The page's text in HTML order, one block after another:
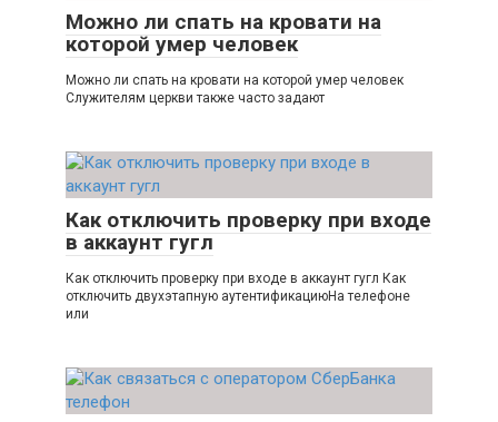
Можно ли спать на кровати на
которой умер человек
Можно ли спать на кровати на которой умер человек
Служителям церкви также часто задают
Как отключить проверку при входе
в аккаунт гугл
Как отключить проверку при входе в аккаунт гугл Как
отключить двухэтапную аутентификациюНа телефоне
или